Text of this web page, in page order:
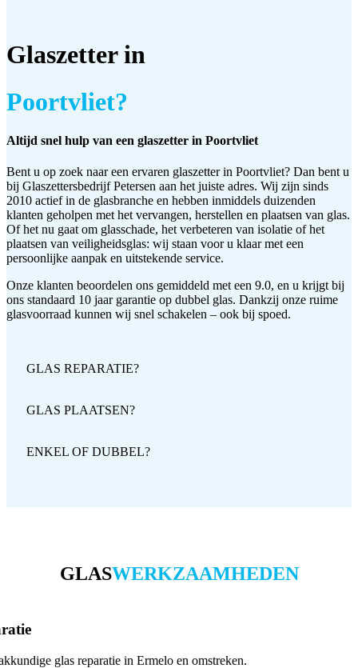
Glaszetter in
Poortvliet?
Altijd snel hulp van een glaszetter in Poortvliet
Bent u op zoek naar een ervaren glaszetter in Poortvliet? Dan bent u
bij Glaszettersbedrijf Petersen aan het juiste adres. Wij zijn sinds
2010 actief in de glasbranche en hebben inmiddels duizenden
klanten geholpen met het vervangen, herstellen en plaatsen van glas.
Of het nu gaat om glasschade, het verbeteren van isolatie of het
plaatsen van veiligheidsglas: wij staan voor u klaar met een
persoonlijke aanpak en uitstekende service.
Onze klanten beoordelen ons gemiddeld met een 9.0, en u krijgt bij
ons standaard 10 jaar garantie op dubbel glas. Dankzij onze ruime
glasvoorraad kunnen wij snel schakelen – ook bij spoed.
GLAS REPARATIE?
GLAS PLAATSEN?
ENKEL OF DUBBEL?
GLASWERKZAAMHEDEN
glas reparatie in Ermelo en omstreken.